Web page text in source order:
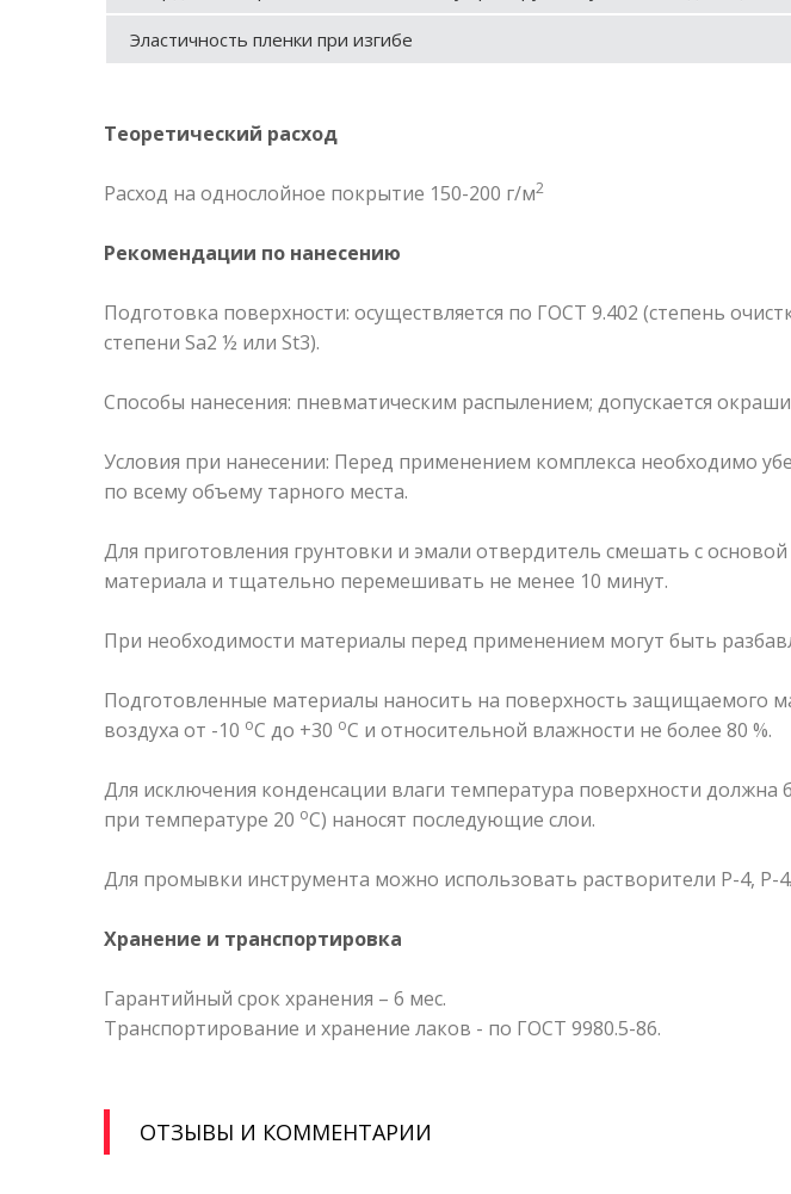
Эластичность пленки при изгибе
Теоретический расход
Расход на однослойное покрытие 150-200 г/м2
Рекомендации по нанесению
Подготовка поверхности: осуществляется по ГОСТ 9.402 (степень
степени Sa2 ½ или St3).
Способы нанесения: пневматическим распылением; допускается
Условия при нанесении: Перед применением комплекса необходимо
по всему объему тарного места.
Для приготовления грунтовки и эмали отвердитель смешать с
материала и тщательно перемешивать не менее 10 минут.
При необходимости материалы перед применением могут быть
Подготовленные материалы наносить на поверхность защищаемого
воздуха от -10 оС до +30 оС и относительной влажности не более 80 %.
Для исключения конденсации влаги температура поверхности
при температуре 20 оС) наносят последующие слои.
Для промывки инструмента можно использовать растворители Р-4, Р-
Хранение и транспортировка
Гарантийный срок хранения – 6 мес.
Транспортирование и хранение лаков - по ГОСТ 9980.5-86.
ОТЗЫВЫ И КОММЕНТАРИИ